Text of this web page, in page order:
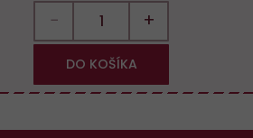
− +
DO KOŠÍKA